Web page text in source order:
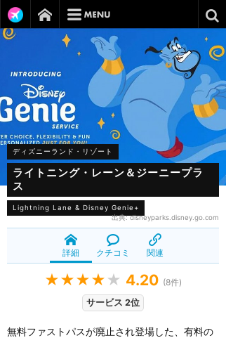
ディズニーランド・リゾート
ライトニング・レーン＆ジーニープラ
ス
Lightning Lane & Disney Genie+
出典:disneyparks.disney.go.com
詳細 クチコミ 関連
★★★★ ★ 4.20 (8件)
サービス 2位
無料ファストパスが廃止され登場した、有料の